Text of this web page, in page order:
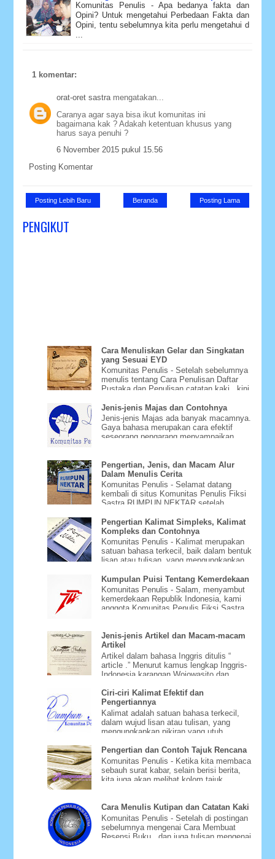
Komunitas Penulis - Apa bedanya fakta dan
Opini? Untuk mengetahui Perbedaan Fakta dan
Opini, tentu sebelumnya kita perlu mengetahui d
1 komentar:
orat-oret sastra mengatakan...
Caranya agar saya bisa ikut komunitas ini
bagaimana kak ? Adakah ketentuan khusus yang
harus saya penuhi ?
6 November 2015 pukul 15.56
Posting Komentar
Posting Lebih Baru Posting Lama
Beranda
PENGIKUT
Cara Menuliskan Gelar dan Singkatan
yang Sesuai EYD
Komunitas Penulis - Setelah sebelumnya
menulis tentang Cara Penulisan Daftar
Pustaka dan Penulisan catatan kaki , kini
Jenis-jenis Majas dan Contohnya
Jenis-jenis Majas ada banyak macamnya.
Gaya bahasa merupakan cara efektif
seseorang pengarang menyampaikan
Pengertian, Jenis, dan Macam Alur
Dalam Menulis Cerita
Komunitas Penulis - Selamat datang
kembali di situs Komunitas Penulis Fiksi
Sastra RUMPUN NEKTAR setelah
Pengertian Kalimat Simpleks, Kalimat
Kompleks dan Contohnya
Komunitas Penulis - Kalimat merupakan
satuan bahasa terkecil, baik dalam bentuk
lisan atau tulisan, yang mengungkapkan
Kumpulan Puisi Tentang Kemerdekaan
Komunitas Penulis - Salam, menyambut
kemerdekaan Republik Indonesia, kami
anggota Komunitas Penulis Fiksi Sastra
Jenis-jenis Artikel dan Macam-macam
Artikel
Artikel dalam bahasa Inggris ditulis “
article .” Menurut kamus lengkap Inggris-
Indonesia karangan Wojowasito dan
Ciri-ciri Kalimat Efektif dan
Pengertiannya
Kalimat adalah satuan bahasa terkecil,
dalam wujud lisan atau tulisan, yang
mengungkapkan pikiran yang utuh.
Pengertian dan Contoh Tajuk Rencana
Komunitas Penulis - Ketika kita membaca
sebauh surat kabar, selain berisi berita,
kita juga akan melihat kolom tajuk
Cara Menulis Kutipan dan Catatan Kaki
Komunitas Penulis - Setelah di postingan
sebelumnya mengenai Cara Membuat
Resensi Buku , dan juga tulisan mengenai